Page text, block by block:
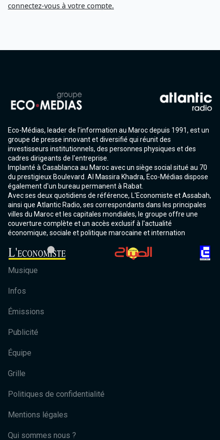
connectez-vous à votre compte.
Eco-Médias, leader de l'information au Maroc depuis 1991, est un
groupe de presse innovant et diversifié qui réunit des
investisseurs institutionnels, des personnes physiques et des
cadres dirigeants de l'entreprise.
Implanté à Casablanca au Maroc avec un siège social situé au 70
du prestigieux Boulevard. Al Massira Khadra, Eco-Médias dispose
également d'un bureau permanent à Rabat.
Avec ses deux quotidiens de référence, L'Economiste et Assabah,
ainsi que Atlantic Radio, ses correspondants dans les principales
villes du Maroc et les capitales mondiales, le groupe offre une
couverture complète et un accès exclusif à l'actualité
économique, sociale et politique marocaine et internation
Musique
Infos
Émissions
Publicité
Équipe
Grille
Politiques de confidentialité
Mentions légales
Qui sommes nous ?